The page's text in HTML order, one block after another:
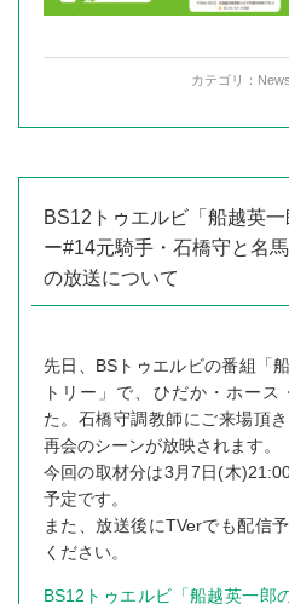
カテゴリ：
BS12トゥエルビ「船越英
ー#14元騎手・石橋守と名
の放送について
先日、BSトゥエルビの番組「
トリー」で、ひだか・ホー
た。石橋守調教師にご来場頂
再会のシーンが放映されます。
今回の取材分は3月7日(木
予定です。
また、放送後にTVerでも配信
ください。
BS12トゥエルビ「船越英一郎